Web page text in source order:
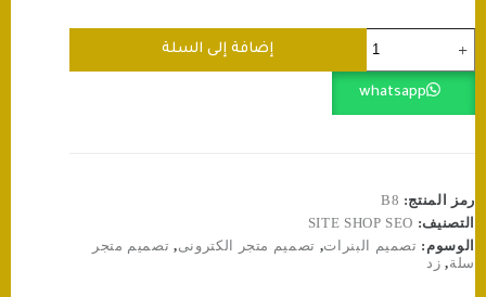
تصميم
بنرات
لمتجر
إلكتروني
إضافة إلى السلة
whatsapp
رمز المنتج: B8
التصنيف: SITE SHOP SEO
الوسوم: تصميم البنرات, تصميم متجر الكترونى, تصميم متجر
سلة, زد